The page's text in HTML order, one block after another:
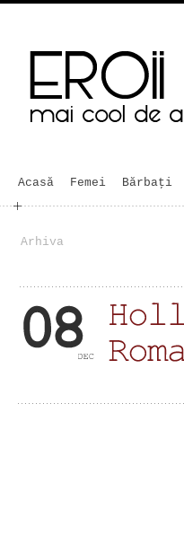
Acasă Femei Bărbaţi
Arhiva